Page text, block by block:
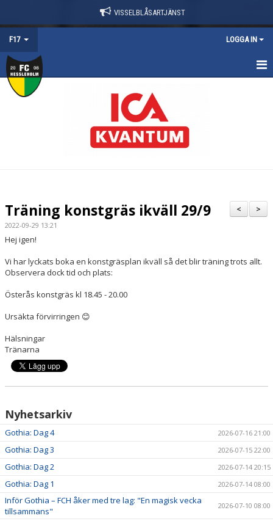
VISSELBLÅSARTJÄNST
F17 LOGGA IN
HEM
DOKUMENT
>
<
Träning konstgräs ikväll 29/9
2022-09-29 13:21
Hej igen!
Vi har lyckats boka en konstgräsplan ikväll så det blir träning trots allt.
Observera dock tid och plats:
Österås konstgräs kl 18.45 - 20.00
Ursäkta förvirringen 😊
Hälsningar
Tränarna
Nyhetsarkiv
Gothia: Dag 4 2026-07-16 21:00
Gothia: Dag 3 2026-07-15 22:00
Gothia: Dag 2 2026-07-14 20:15
Gothia: Dag 1 2026-07-14 08:00
Inför Gothia – FCH åker med tre lag: "En magisk vecka
tillsammans"
2026-07-10 08:00